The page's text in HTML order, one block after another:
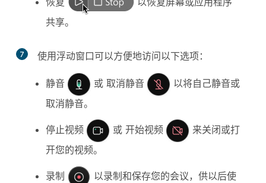
共享。
7 使用浮动窗口可以方便地访问以下选项：
静音 或 取消静音
以将自己静音或
取消静音。
停止视频 或 开始视频
来关闭或打
开您的视频。
录制
以录制和保存您的会议，供以后使